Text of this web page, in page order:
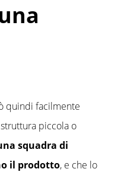
quindi facilmente
piccola o
squadra di
il prodotto, e che lo